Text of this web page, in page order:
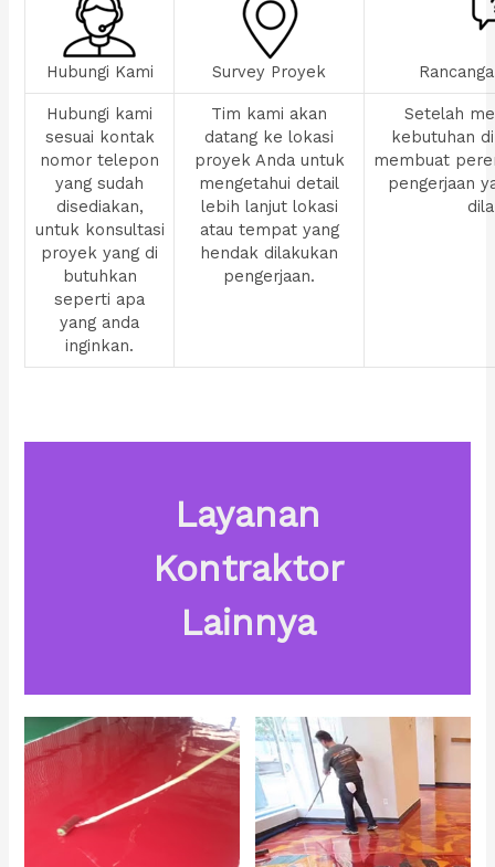
Hubungi Kami Survey Proyek
Hubungi kami
sesuai kontak
nomor telepon
yang sudah
disediakan,
untuk konsultasi
proyek yang di
butuhkan
seperti apa
yang anda
inginkan.
Tim kami akan
datang ke lokasi
proyek Anda untuk
mengetahui detail
lebih lanjut lokasi
atau tempat yang
hendak dilakukan
pengerjaan.
Setelah
kebutuhan
membuat
pengerjaan
Layanan
Kontraktor
Lainnya